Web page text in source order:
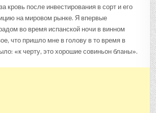
кровь после инвестирования в сорт и его
на мировом рынке. Я впервые
во время испанской ночи в винном
что пришло мне в голову в то время в
«к черту, это хорошие совиньон бланы».